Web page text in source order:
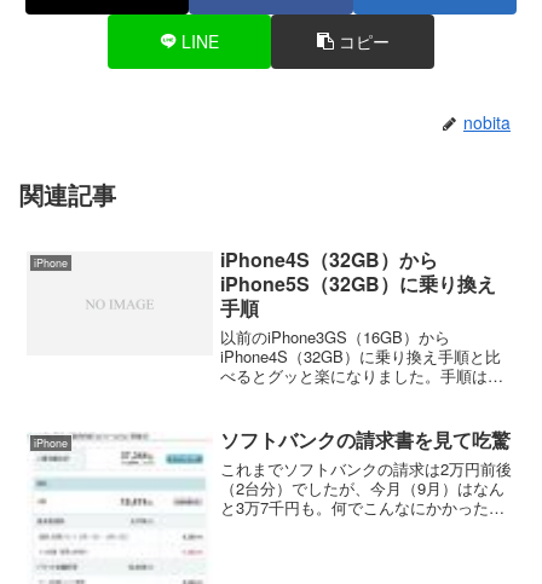
LINE コピー
nobita
関連記事
iPhone
iPhone4S（32GB）から
iPhone5S（32GB）に乗り換え
手順
以前のiPhone3GS（16GB）から
iPhone4S（32GB）に乗り換え手順と比
べるとグッと楽になりました。手順は以
ですが、まずはiTunesを最新バ...
iPhone ソフトバンクの請求書を見て吃驚
これまでソフトバンクの請求は2万円前後
（2台分）でしたが、今月（9月）はなん
と3万7千円も。何でこんなにかかったの